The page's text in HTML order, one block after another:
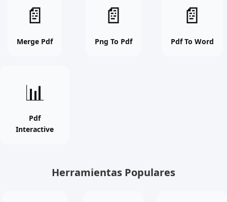
📄
Merge Pdf
Pdf
free
📄
Png To Pdf
To
online
📄
Pdf To Word
To
online
📊
Pdf
Interactive
Interactive
free
tool
Herramientas Populares